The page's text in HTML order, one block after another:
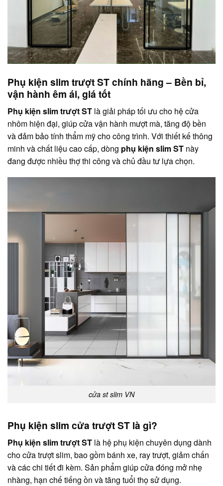
Phụ kiện slim trượt ST chính hãng – Bền bỉ,
vận hành êm ái, giá tốt
Phụ kiện slim trượt ST là giải pháp tối ưu cho hệ cửa
nhôm hiện đại, giúp cửa vận hành mượt mà, tăng độ bền
và đảm bảo tính thẩm mỹ cho công trình. Với thiết kế thông
minh và chất liệu cao cấp, dòng phụ kiện slim ST này
đang được nhiều thợ thi công và chủ đầu tư lựa chọn.
cửa st slim VN
Phụ kiện slim cửa trượt ST là gì?
Phụ kiện slim trượt ST là hệ phụ kiện chuyên dụng dành
cho cửa trượt slim, bao gồm bánh xe, ray trượt, giảm chấn
và các chi tiết đi kèm. Sản phẩm giúp cửa đóng mở nhẹ
nhàng, hạn chế tiếng ồn và tăng tuổi thọ sử dụng.